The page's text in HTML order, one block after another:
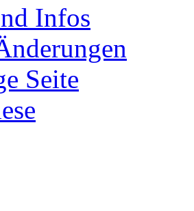
Infos
Seite